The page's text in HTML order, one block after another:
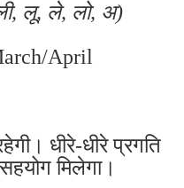
लू, ले, लो, अ)
April
धीरे-धीरे प्रगति
सहयोग मिलेगा।